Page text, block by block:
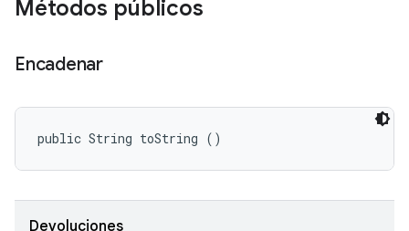
Métodos públicos
Encadenar
public String toString ()
Devoluciones